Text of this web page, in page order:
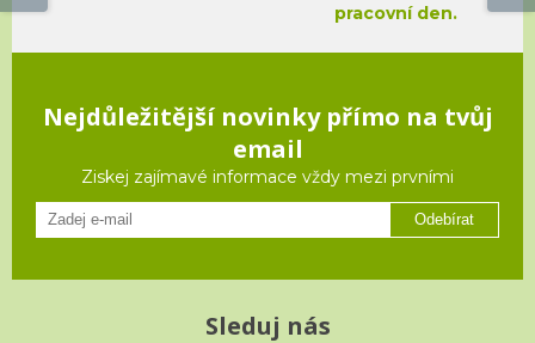
pracovní den.
Nejdůležitější novinky přímo na tvůj
email
Ziskej zajímavé informace vždy mezi prvními
Odebírat
Sleduj nás